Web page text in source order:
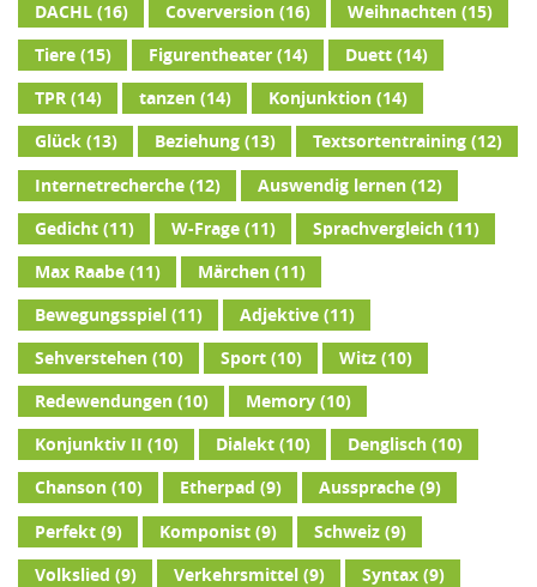
DACHL(16) Coverversion(16) Weihnachten(15)
Tiere(15) Figurentheater(14) Duett(14)
TPR(14) tanzen(14) Konjunktion(14)
Glück(13) Beziehung(13) Textsortentraining(12)
Internetrecherche(12) Auswendig lernen(12)
Gedicht(11) W-Frage(11) Sprachvergleich(11)
Max Raabe(11) Märchen(11)
Bewegungsspiel(11) Adjektive(11)
Sehverstehen(10) Sport(10) Witz(10)
Redewendungen(10) Memory(10)
Konjunktiv II (10) Dialekt(10) Denglisch(10)
Chanson(10) Etherpad (9) Aussprache(9)
Perfekt(9) Komponist(9) Schweiz(9)
Volkslied (9) Verkehrsmittel(9) Syntax(9)